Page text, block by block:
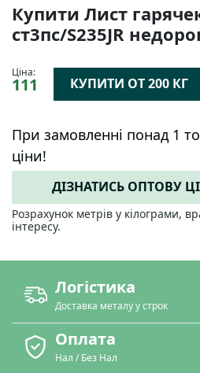
Купити Лист
ст3пс/S235JR
Ціна:
111 КУПИТИ ОТ 200 КГ
При замовленні понад 1
ціни!
ДІЗНАТИСЬ ОПТОВУ
Розрахунок метрів у кілограми,
інтересу.
Логістика
Доставка металу у строк
Оплата
Нал / Без Нал